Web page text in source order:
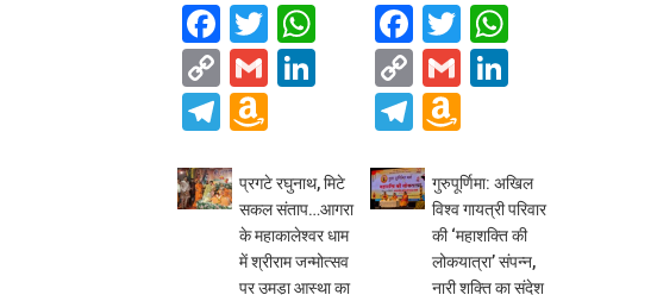
Facebook
TwitterWhatsApp
Copy
Link
GmailLinkedIn
Telegram
Amazon
List
Facebook
Twitter
Copy
Link
Gmail
Telegram
List
प्रगटे रघुनाथ, मिटे
सकल संताप…आगरा
के महाकालेश्वर धाम
में श्रीराम जन्मोत्सव
पर उमड़ा आस्था का
गुरुपूर्णिमा: अखिल
विश्व गायत्री परिवार
की ‘महाशक्ति की
लोकयात्रा’ संपन्न,
नारी शक्ति का संदेश